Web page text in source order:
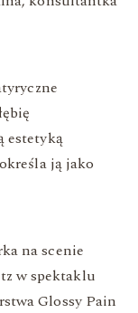
estetyką
ją jako
na scenie
w spektaklu
Glossy Pain